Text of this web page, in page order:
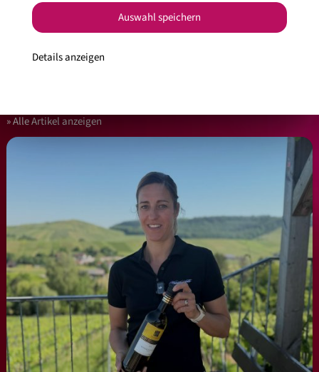
Ja, ich habe die
gelesen und stimme diesen
Alle Artikel anzeigen
Details anzeigen
Auswahl speichern